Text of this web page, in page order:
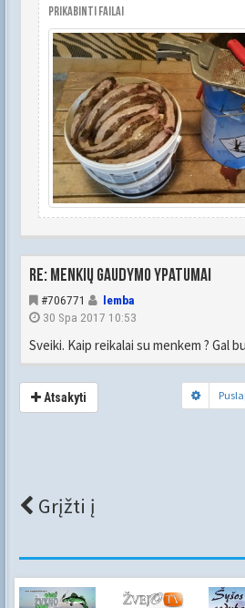
Prikabinti failai
Re: Menkių gaudymo ypatumai
#706771
lemba
30 Spa 2017 10:53
Sveiki. Kaip reikalai su menkem ? Gal
Atsakyti
Grįžti į